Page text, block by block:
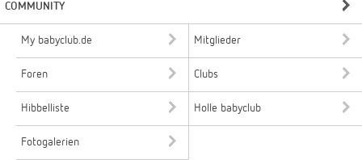
COMMUNITY
My babyclub.de Mitglieder
Foren Clubs
Hibbelliste Holle babyclub
Fotogalerien